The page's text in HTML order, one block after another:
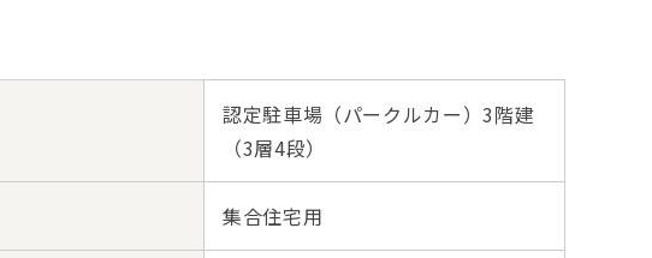
認定駐車場（パークルカー）3階建
（3層4段）
集合住宅用